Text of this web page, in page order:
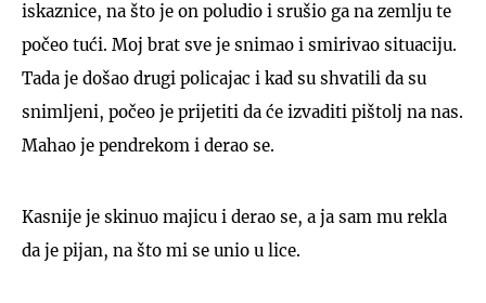
iskaznice, na što je on poludio i srušio ga na zemlju te
počeo tući. Moj brat sve je snimao i smirivao situaciju.
Tada je došao drugi policajac i kad su shvatili da su
snimljeni, počeo je prijetiti da će izvaditi pištolj na nas.
Mahao je pendrekom i derao se.
Kasnije je skinuo majicu i derao se, a ja sam mu rekla
da je pijan, na što mi se unio u lice.